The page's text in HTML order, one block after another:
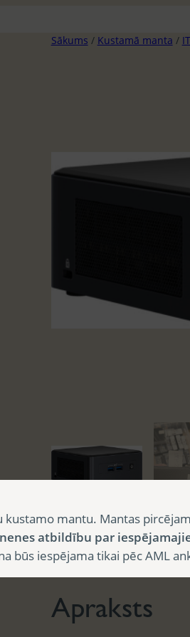
Sākums / Kustamā manta /
Apraksts
Apraksts
mantu. Mantas
atbildību par
būs iespējama tikai pēc AML